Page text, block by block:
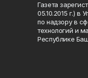
Газета
05.10.2015 г.) в
по надзору в
технологий и
Республике